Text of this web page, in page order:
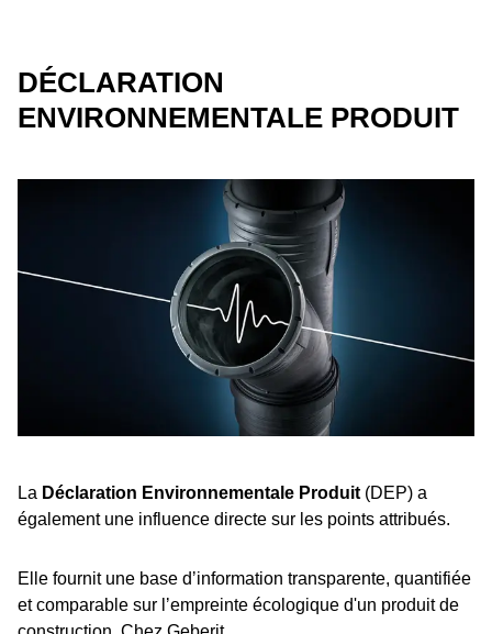
DÉCLARATION
ENVIRONNEMENTALE PRODUIT
La Déclaration Environnementale Produit (DEP) a
également une influence directe sur les points attribués.
Elle fournit une base dʼinformation transparente, quantifiée
et comparable sur lʼempreinte écologique d'un produit de